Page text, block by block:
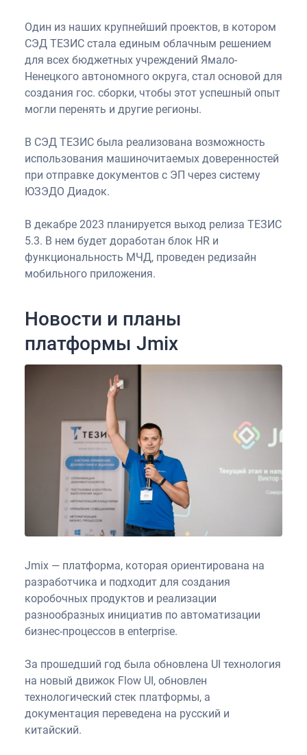
Один из наших крупнейший проектов, в котором
СЭД ТЕЗИС стала единым облачным решением
для всех бюджетных учреждений Ямало-
Ненецкого автономного округа, стал основой для
создания гос. сборки, чтобы этот успешный опыт
могли перенять и другие регионы.
В СЭД ТЕЗИС была реализована возможность
использования машиночитаемых доверенностей
при отправке документов с ЭП через систему
ЮЗЭДО Диадок.
В декабре 2023 планируется выход релиза ТЕЗИС
5.3. В нем будет доработан блок HR и
функциональность МЧД, проведен редизайн
мобильного приложения.
Новости и планы
платформы Jmix
Jmix — платформа, которая ориентирована на
разработчика и подходит для создания
коробочных продуктов и реализации
разнообразных инициатив по автоматизации
бизнес-процессов в enterprise.
За прошедший год была обновлена UI технология
на новый движок Flow UI, обновлен
технологический стек платформы, а
документация переведена на русский и
китайский.